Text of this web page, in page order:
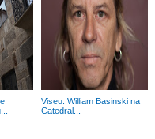
Viseu: William Basinski na
Catedral...